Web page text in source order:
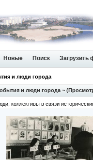
Новые Поиск Загрузить
и люди города
и люди города ~
коллективы в связи